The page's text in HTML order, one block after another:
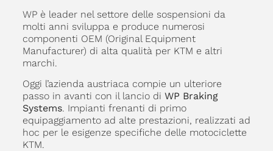
WP è leader nel settore delle sospensioni da
molti anni sviluppa e produce numerosi
componenti OEM (Original Equipment
Manufacturer) di alta qualità per KTM e altri
marchi.
Oggi l’azienda austriaca compie un ulteriore
passo in avanti con il lancio di WP Braking
Systems. Impianti frenanti di primo
equipaggiamento ad alte prestazioni, realizzati ad
hoc per le esigenze specifiche delle motociclette
KTM.